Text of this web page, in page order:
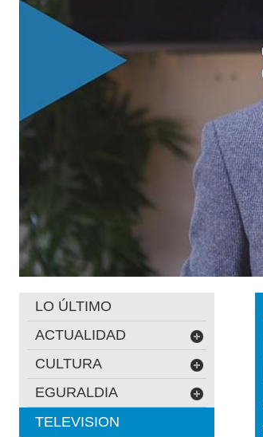
LO ÚLTIMO
ACTUALIDAD
CULTURA
EGURALDIA
TELEVISION